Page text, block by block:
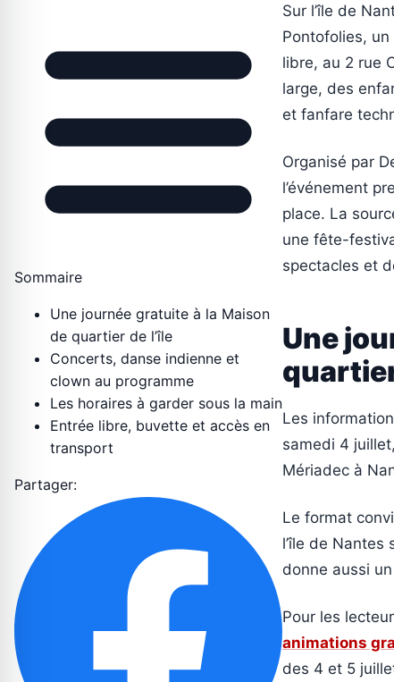
Sommaire
Une journée gratuite à la Maison
de quartier de l’île
Concerts, danse indienne et
clown au programme
Les horaires à garder sous la main
Entrée libre, buvette et accès en
transport
Partager:
Sur l’île de
Pontofolies,
libre, au 2 rue
large, des
et fanfare
Organisé par
l’événement
place. La
une fête-
spectacles et
Une
Les
samedi 4
Mériadec à
Le format
l’île de Nantes
donne aussi
Pour les
animations
des 4 et 5